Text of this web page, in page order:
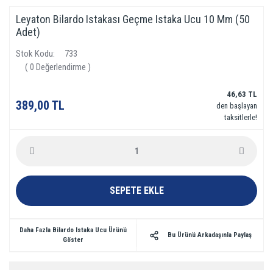
Leyaton Bilardo Istakası Geçme Istaka Ucu 10 Mm (50
Adet)
Stok Kodu
733
( 0 Değerlendirme )
389,00 TL
46,63 TL
den başlayan
taksitlerle!
SEPETE EKLE
Daha Fazla Bilardo Istaka Ucu Ürünü
Göster
Bu Ürünü Arkadaşınla Paylaş